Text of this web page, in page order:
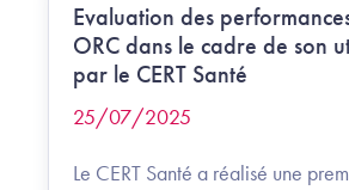
Evaluation des
ORC dans le cadre de son
par le CERT Santé
25/07/2025
Le CERT Santé a réalisé une